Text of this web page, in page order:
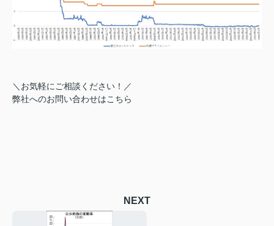
＼お気軽にご相談ください！／
弊社へのお問い合わせはこちら
NEXT